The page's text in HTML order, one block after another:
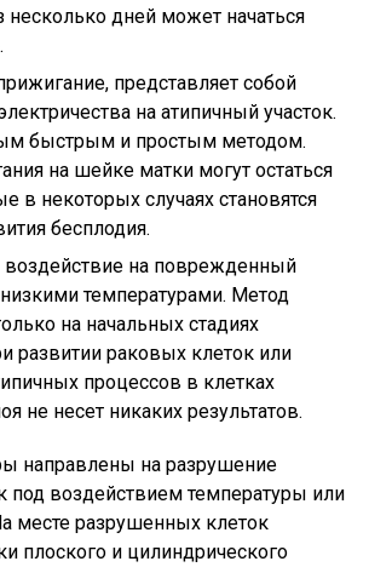
несколько дней может начаться
представляет собой
на атипичный участок.
быстрым и простым методом.
на шейке матки могут остаться
в некоторых случаях становятся
бесплодия.
воздействие на поврежденный
температурами. Метод
на начальных стадиях
развитии раковых клеток или
процессов в клетках
не несет никаких результатов.
направлены на разрушение
под воздействием температуры или
месте разрушенных клеток
плоского и цилиндрического